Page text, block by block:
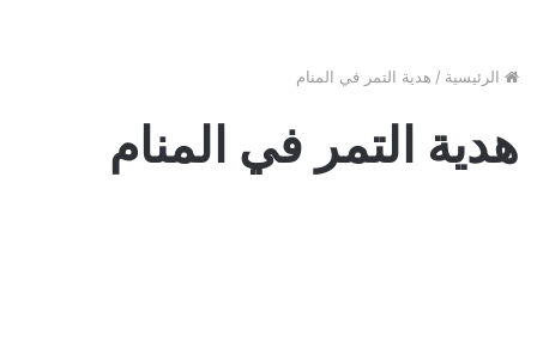
الرئيسية / هدية التمر في المنام
هدية التمر في المنام